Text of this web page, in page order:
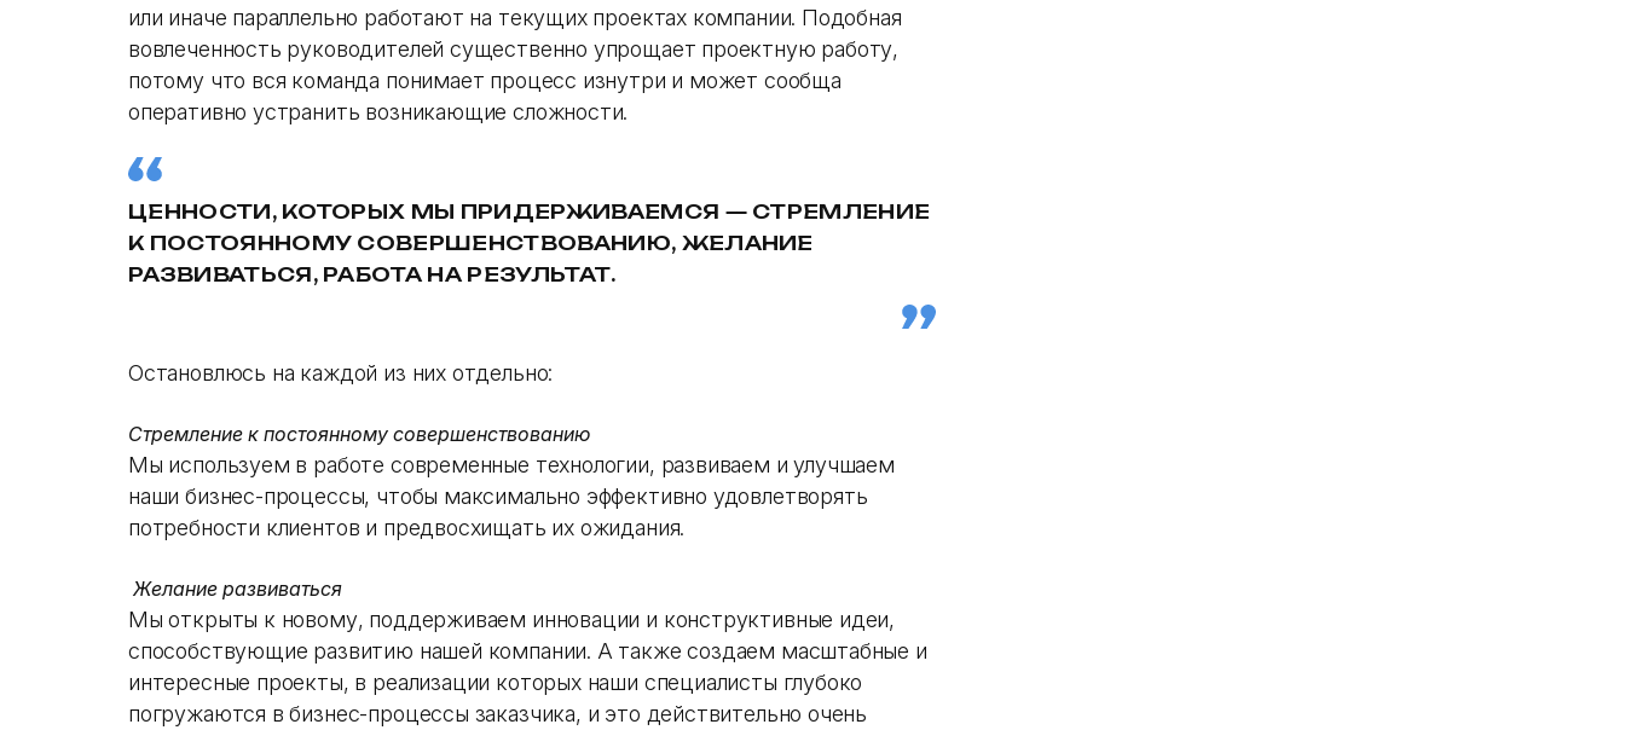
или иначе параллельно работают на текущих проектах компании. Подобная
вовлеченность руководителей существенно упрощает проектную работу,
потому что вся команда понимает процесс изнутри и может сообща
оперативно устранить возникающие сложности.
ЦЕННОСТИ, КОТОРЫХ МЫ ПРИДЕРЖИВАЕМСЯ — СТРЕМЛЕНИЕ
К ПОСТОЯННОМУ СОВЕРШЕНСТВОВАНИЮ, ЖЕЛАНИЕ
РАЗВИВАТЬСЯ, РАБОТА НА РЕЗУЛЬТАТ.
Остановлюсь на каждой из них отдельно:
Стремление к постоянному совершенствованию
Мы используем в работе современные технологии, развиваем и улучшаем
наши бизнес-процессы, чтобы максимально эффективно удовлетворять
потребности клиентов и предвосхищать их ожидания.
Желание развиваться
Мы открыты к новому, поддерживаем инновации и конструктивные идеи,
способствующие развитию нашей компании. А также создаем масштабные и
интересные проекты, в реализации которых наши специалисты глубоко
погружаются в бизнес-процессы заказчика, и это действительно очень